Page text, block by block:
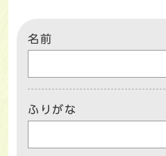
名前
ふりがな